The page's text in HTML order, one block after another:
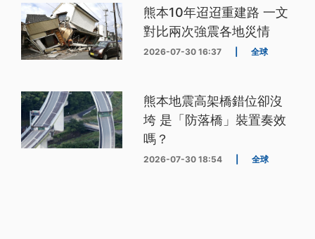
熊本10年迢迢重建路 一文
對比兩次強震各地災情
2026-07-30 16:37 全球
熊本地震高架橋錯位卻沒
垮 是「防落橋」裝置奏效
嗎？
2026-07-30 18:54 全球